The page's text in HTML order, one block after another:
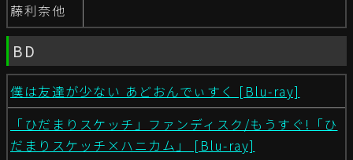
藤利奈他
BD
僕は友達が少ない あどおんでぃすく [Blu-ray]
「ひだまりスケッチ」ファンディスク/もうすぐ!「ひ
だまりスケッチ×ハニカム」 [Blu-ray]